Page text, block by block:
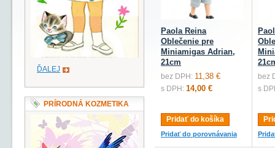
Paola Reina
Oblečenie pre
Miniamigas Adrian,
21cm
bez DPH: 11,38 €
s DPH: 14,00 €
Pridať do košíka
Pridať do porovnávania
bez
s
ĎALEJ
PRÍRODNÁ KOZMETIKA